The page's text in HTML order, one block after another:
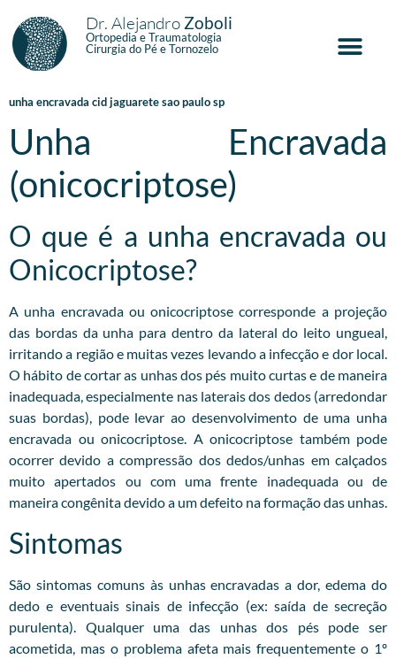
Dr. Alejandro Zoboli
Ortopedia e Traumatologia
Cirurgia do Pé e Tornozelo
unha encravada cid jaguarete sao paulo sp
Unha Encravada
(onicocriptose)
O que é a unha encravada ou
Onicocriptose?
A unha encravada ou onicocriptose corresponde a projeção
das bordas da unha para dentro da lateral do leito ungueal,
irritando a região e muitas vezes levando a infecção e dor local.
O hábito de cortar as unhas dos pés muito curtas e de maneira
inadequada, especialmente nas laterais dos dedos (arredondar
suas bordas), pode levar ao desenvolvimento de uma unha
encravada ou onicocriptose. A onicocriptose também pode
ocorrer devido a compressão dos dedos/unhas em calçados
muito apertados ou com uma frente inadequada ou de
maneira congênita devido a um defeito na formação das unhas.
Sintomas
São sintomas comuns às unhas encravadas a dor, edema do
dedo e eventuais sinais de infecção (ex: saída de secreção
purulenta). Qualquer uma das unhas dos pés pode ser
acometida, mas o problema afeta mais frequentemente o 1º